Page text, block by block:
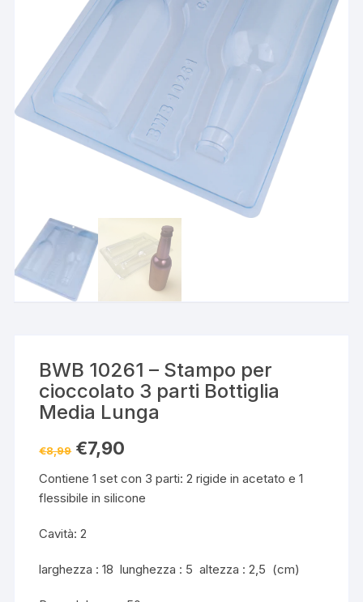
BWB 10261 – Stampo per
cioccolato 3 parti Bottiglia
Media Lunga
€8,99 Il
prezzo
era:
€8,99.
€7,90
è:
€7,90.
Contiene 1 set con 3 parti: 2 rigide in acetato e 1
flessibile in silicone
Cavità: 2
larghezza : 18 lunghezza : 5 altezza : 2,5 (cm)